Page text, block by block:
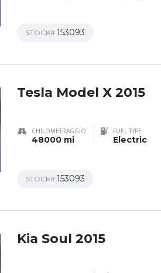
STOCK# 153093
Tesla Model X 2015
CHILOMETRAGGIO
48000 mi
FUEL TYPE
Electric
STOCK# 153093
Kia Soul 2015